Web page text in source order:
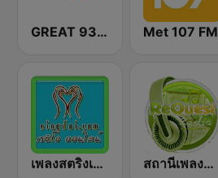
GREAT 93 | ONLINE Met 107 FM
เพลงสตริงเก่า Eingdoi Radio สถานีเพลงสตริง Request Radio